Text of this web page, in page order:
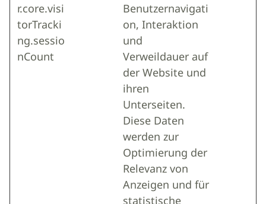
r.core.visi
torTracki
ng.sessio
nCount
Benutzernavigati
on, Interaktion
und
Verweildauer auf
der Website und
ihren
Unterseiten.
Diese Daten
werden zur
Optimierung der
Relevanz von
Anzeigen und für
statistische